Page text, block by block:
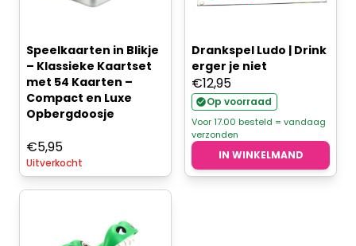
Speelkaarten in Blikje
– Klassieke Kaartset
met 54 Kaarten –
Compact en Luxe
Opbergdoosje
€5,95
Uitverkocht
Drankspel Ludo | Drink
erger je niet
€12,95
Op voorraad
Voor 17.00 besteld = vandaag
verzonden
IN WINKELMAND